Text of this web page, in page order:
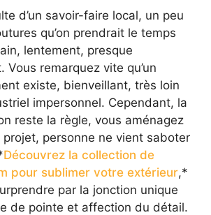
d’un savoir-faire local, un peu
qu’on prendrait le temps
lentement, presque
Vous remarquez vite qu’un
existe, bienveillant, très loin
impersonnel. Cependant, la
reste la règle, vous aménagez
personne ne vient saboter
Découvrez la collection de
pour sublimer votre extérieur,*
par la jonction unique
de pointe et affection du détail.